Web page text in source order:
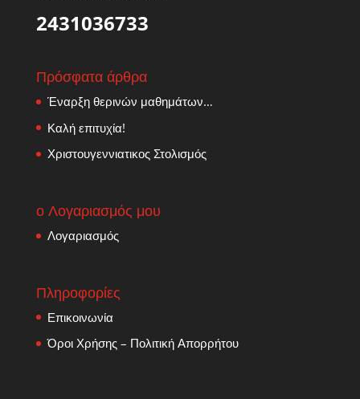
2431036733
Πρόσφατα άρθρα
Έναρξη θερινών μαθημάτων…
Καλή επιτυχία!
Χριστουγεννιατικος Στολισμός
ο Λογαριασμός μου
Λογαριασμός
Πληροφορίες
Επικοινωνία
Όροι Χρήσης – Πολιτική Απορρήτου